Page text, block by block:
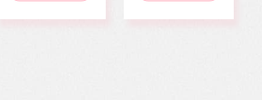
上復發，短短幾個月
員，個性活潑開朗，